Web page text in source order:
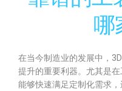
哪
在当今制造业的发展中，
提升的重要利器。尤其是在
能够快速满足定制化需求